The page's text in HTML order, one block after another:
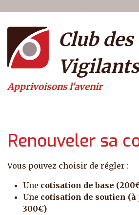
Menu du compte
Club des
Vigilants
Apprivoisons l'avenir
Renouveler sa
Vous pouvez choisir de régler :
Une cotisation de base
Une cotisation de soutien (à
300€)